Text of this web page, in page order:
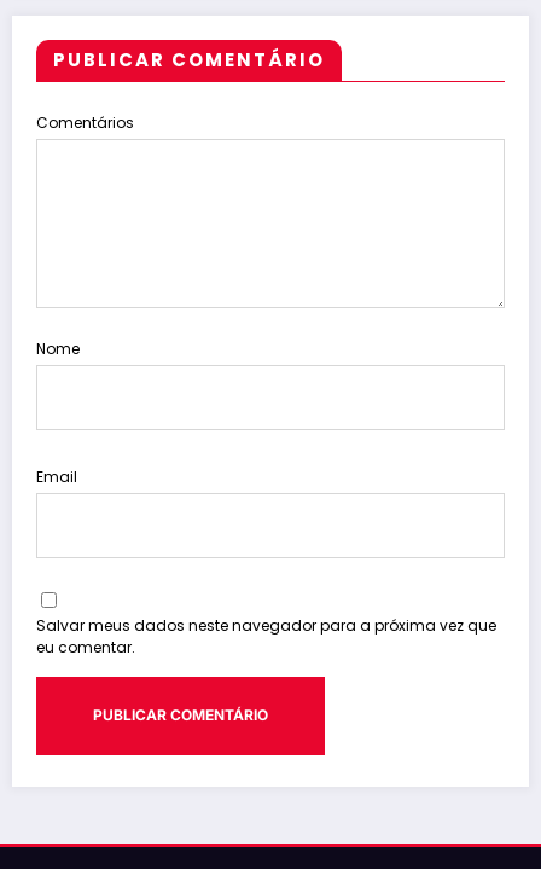
PUBLICAR COMENTÁRIO
Comentários
Nome
Email
Salvar meus dados neste navegador para a próxima vez que
eu comentar.